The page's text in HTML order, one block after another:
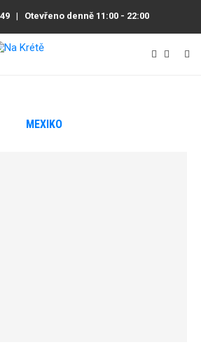
| Otevřeno denně 11:00 - 22:00
MEXIKO